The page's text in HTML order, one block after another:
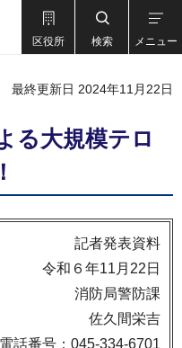
区役所 検索 メニュー
最終更新日 2024年11月22日
る大規模テロ
記者発表資料
令和６年11月22日
消防局警防課
佐久間栄吉
電話番号：045-334-6701